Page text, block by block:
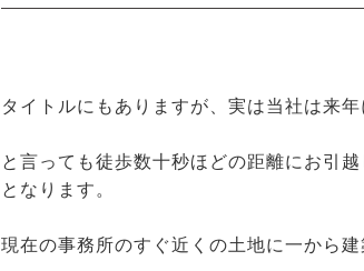
タイトルにもありますが、実は当社は来
と言っても徒歩数十秒ほどの距離にお引
となります。
現在の事務所のすぐ近くの土地に一から建